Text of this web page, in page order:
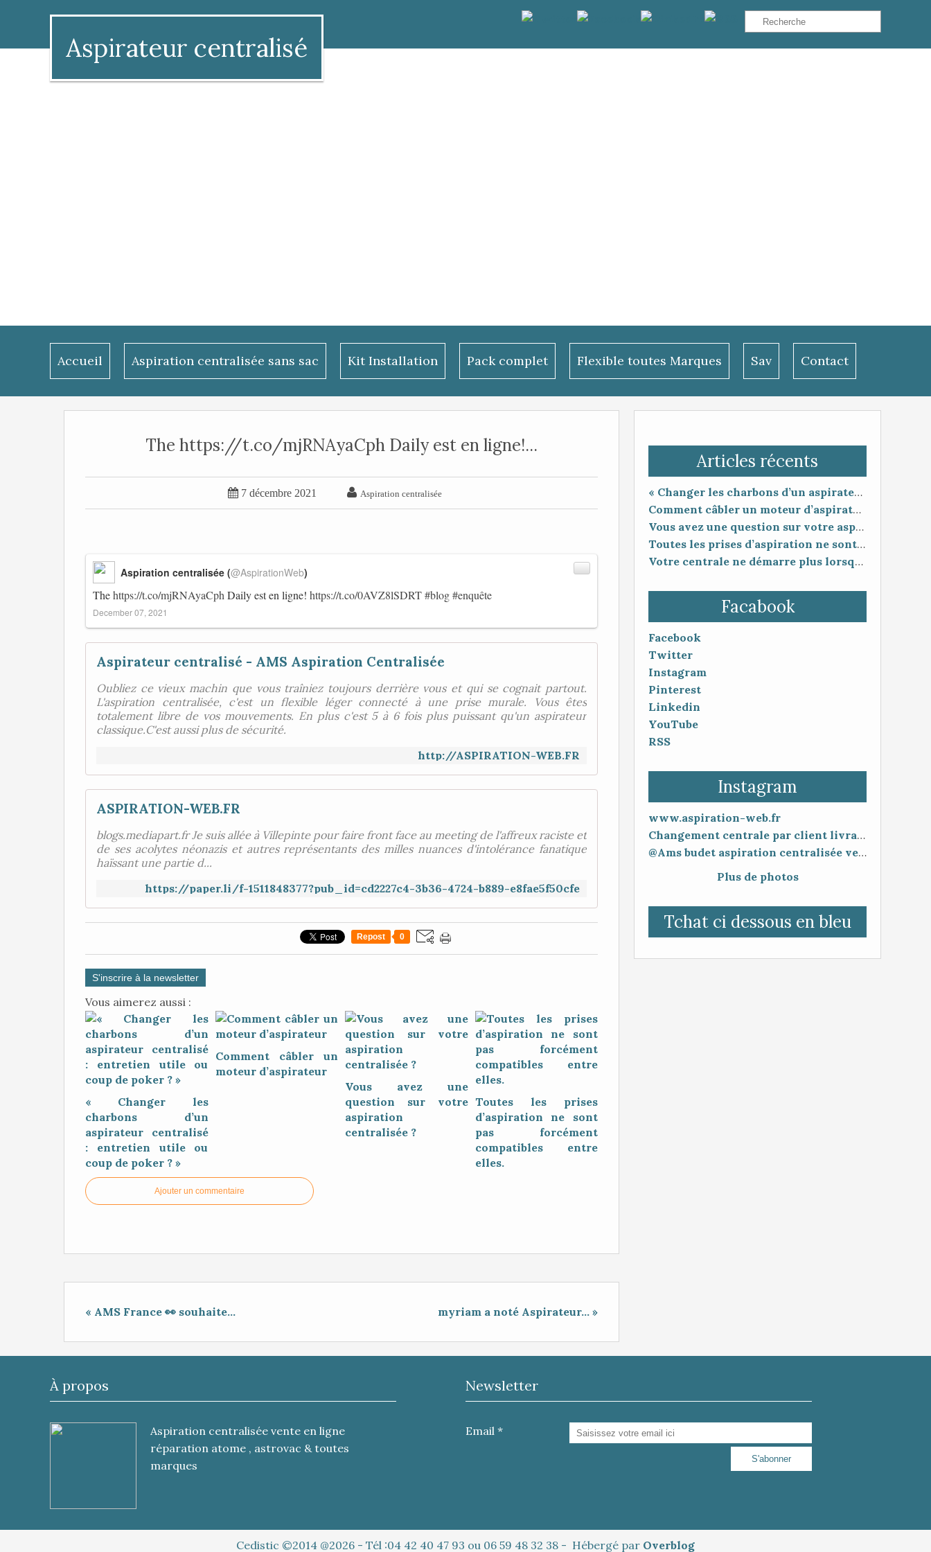
Aspirateur centralisé
Accueil Aspiration centralisée sans sac Kit Installation Pack complet Flexible toutes Marques Sav Contact
Articles récents
« Changer les charbons d’un aspirateur centralisé : entretien utile ou coup de poker ? »
Comment câbler un moteur d’aspirateur
Vous avez une question sur votre aspiration centralisée ?
Toutes les prises d’aspiration ne sont pas forcément compatibles entre elles.
Votre centrale ne démarre plus lorsque vous branchez le flexible ?
Facabook
Facebook
Twitter
Instagram
Pinterest
Linkedin
YouTube
RSS
Instagram
www.aspiration-web.fr
Changement centrale par client livraison 48h mise en service 30 minutes
@Ams budet aspiration centralisée vente en ligne www.aspiration-web.fr
Plus de photos
Tchat ci dessous en bleu
The https://t.co/mjRNAyaCph Daily est en ligne!...
 7 décembre 2021  Aspiration centralisée
Thehttps://t.co/mjRNAyaCph Daily est en ligne! https://t.co/0AVZ8lSDRT#blog#enquête
Aspiration centralisée (@AspirationWeb)
December 07, 2021
Aspirateur centralisé - AMS Aspiration Centralisée
Oubliez ce vieux machin que vous traîniez toujours derrière vous et qui se cognait partout.
L'aspiration centralisée, c'est un flexible léger connecté à une prise murale. Vous êtes
totalement libre de vos mouvements. En plus c'est 5 à 6 fois plus puissant qu'un aspirateur
classique.C'est aussi plus de sécurité.
http://ASPIRATION-WEB.FR
ASPIRATION-WEB.FR
blogs.mediapart.fr Je suis allée à Villepinte pour faire front face au meeting de l'affreux raciste et
de ses acolytes néonazis et autres représentants des milles nuances d'intolérance fanatique
haïssant une partie d...
https://paper.li/f-1511848377?pub_id=cd2227c4-3b36-4724-b889-e8fae5f50cfe
Repost 0
S'inscrire à la newsletter
Vous aimerez aussi :
« Changer les
charbons d’un
aspirateur centralisé
: entretien utile ou
coup de poker ? »
Comment câbler un
moteur d’aspirateur
Vous avez une
question sur votre
aspiration
centralisée ?
Toutes les prises
d’aspiration ne sont
pas forcément
compatibles entre
elles.
Ajouter un commentaire
« AMS France 👀 souhaite... myriam a noté Aspirateur... »
À propos
Aspiration centralisée vente en ligne
réparation atome , astrovac & toutes
marques
Newsletter
Email
Cedistic ©2014 @2026 - Tél :04 42 40 47 93 ou 06 59 48 32 38 - Hébergé par Overblog